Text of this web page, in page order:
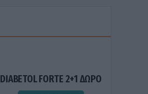
DIABETOL FORTE 2+1 ΔΩΡΟ